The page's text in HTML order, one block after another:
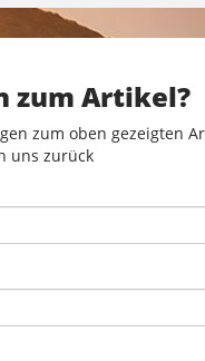
zum Artikel?
zum oben gezeigten
uns zurück